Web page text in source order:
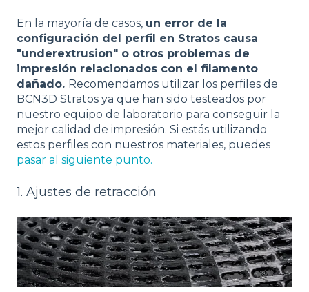
En la mayoría de casos, un error de la
configuración del perfil en Stratos causa
"underextrusion" o otros problemas de
impresión relacionados con el filamento
dañado. Recomendamos utilizar los perfiles de
BCN3D Stratos ya que han sido testeados por
nuestro equipo de laboratorio para conseguir la
mejor calidad de impresión. Si estás utilizando
estos perfiles con nuestros materiales, puedes
pasar al siguiente punto.
1. Ajustes de retracción